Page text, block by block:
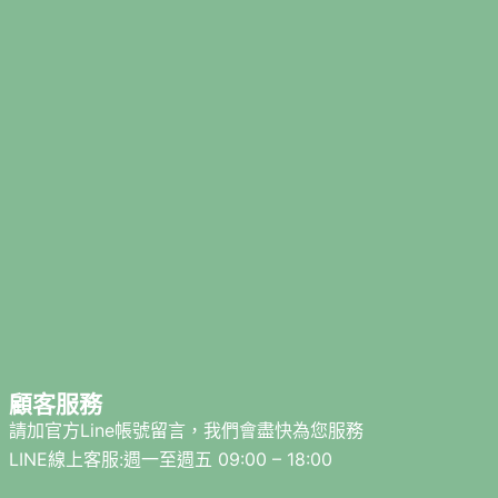
顧客服務
請加官方Line帳號留言，我們會盡快為您服務
LINE線上客服:週一至週五 09:00 – 18:00